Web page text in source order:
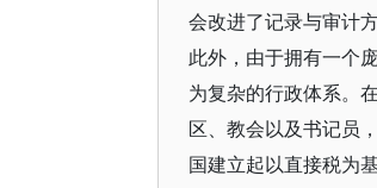
会改进了记录与审计
此外，由于拥有一个
为复杂的行政体系。
区、教会以及书记员
国建立起以直接税为